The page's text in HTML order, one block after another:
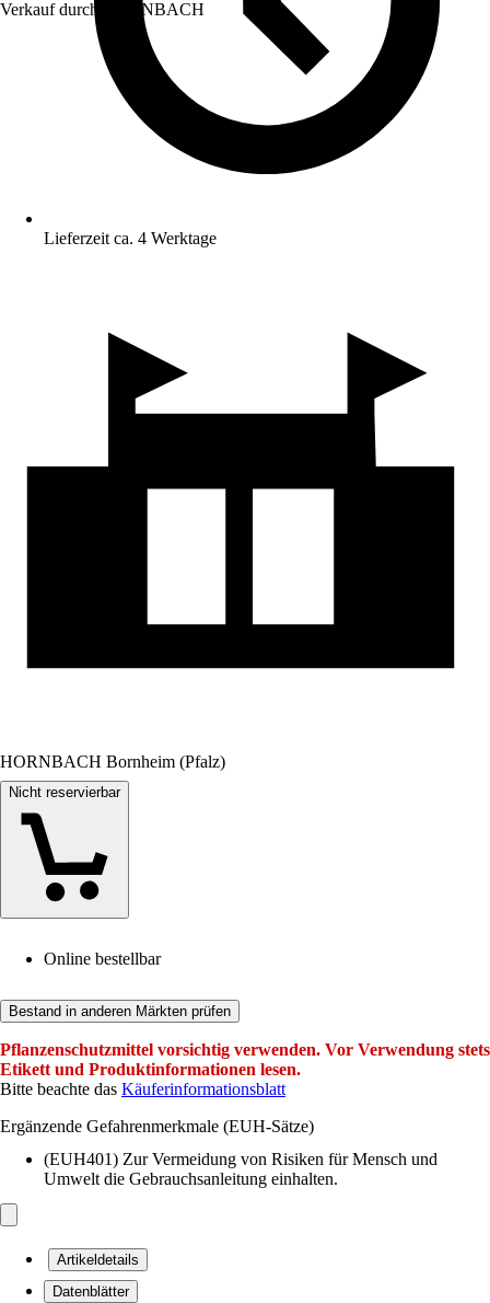
Verkauf durch: HORNBACH
Lieferzeit ca. 4 Werktage
HORNBACH Bornheim (Pfalz)
Nicht reservierbar
Online bestellbar
Bestand in anderen Märkten prüfen
Pflanzenschutzmittel vorsichtig verwenden. Vor Verwendung stets
Etikett und Produktinformationen lesen.
Bitte beachte das Käuferinformationsblatt
Ergänzende Gefahrenmerkmale (EUH-Sätze)
(EUH401) Zur Vermeidung von Risiken für Mensch und
Umwelt die Gebrauchsanleitung einhalten.
Artikeldetails
Datenblätter